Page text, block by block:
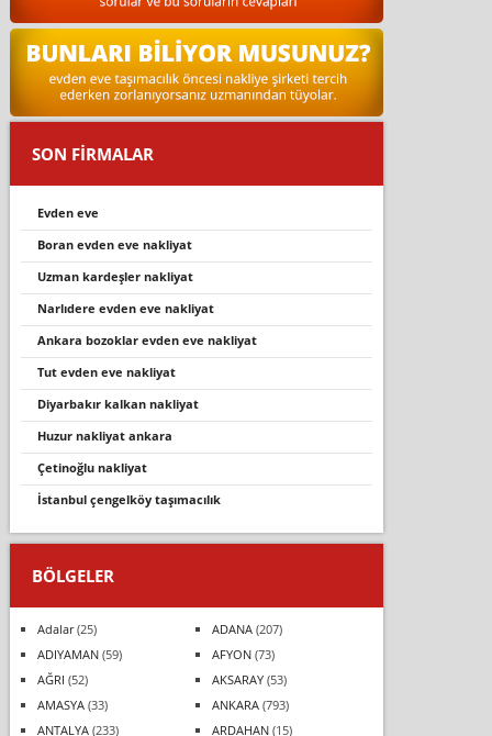
SON FİRMALAR
evden eve
boran evden eve nakliyat
uzman kardeşler nakliyat
narlıdere evden eve nakliyat
ankara bozoklar evden eve nakli̇yat
tut evden eve nakli̇yat
di̇yarbakir kalkan nakli̇yat
huzur nakliyat ankara
çetinoğlu nakliyat
i̇stanbul çengelköy taşımacılık
BÖLGELER
Adalar(25) ADANA(207)
ADIYAMAN(59) AFYON(73)
AĞRI (52) AKSARAY(53)
AMASYA(33) ANKARA(793)
ANTALYA(233) ARDAHAN(15)